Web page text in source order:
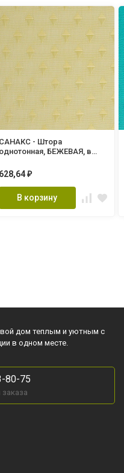
САНАКС - Штора
однотонная, БЕЖЕВАЯ, в
(03-08)
628,64 ₽
В корзину
дом теплым и уютным с
в одном месте.
80-75